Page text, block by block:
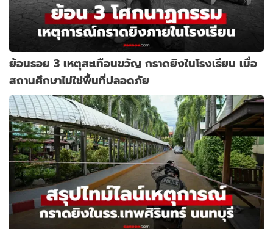
ย้อนรอย 3 เหตุสะเทือนขวัญ กราดยิงในโรงเรียน เมื่อ
สถานศึกษาไม่ใช่พื้นที่ปลอดภัย